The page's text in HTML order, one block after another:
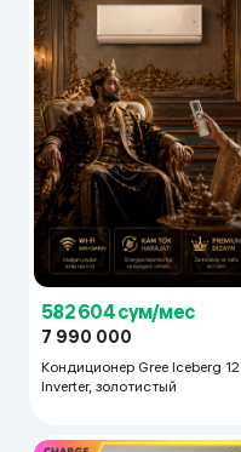
582 604 сум/мес
7 990 000
Кондиционер Gree Iceberg 12
Inverter, золотистый